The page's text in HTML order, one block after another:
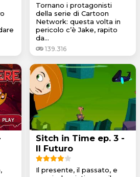
Tornano i protagonisti
della serie di Cartoon
Network: questa volta in
pericolo c’è Jake, rapito
da...
139.316
Sitch in Time ep. 3 -
Il Futuro
Il presente, il passato, e